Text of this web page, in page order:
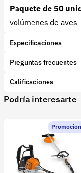
Paquete de 50
volúmenes de aves
Especificaciones
Marca: Genérico
Tipo de producto:
Subcategoría:
Preguntas frecuentes
¿Para qué tipo de
Estas etiquetas
gallinas,
de producción
familiares.
Calificaciones
1 Star
2 Star
3
0 calificaciones
Podría interesarte